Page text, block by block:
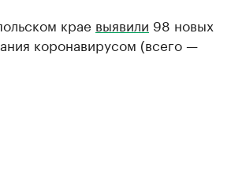
крае выявили 98 новых
коронавирусом (всего —